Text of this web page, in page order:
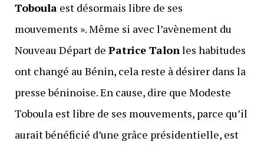
Toboulaest désormais libre de ses
mouvements ». Même si avec l’avènement du
Nouveau Départ de Patrice Talonles habitudes
ont changé au Bénin, cela reste à désirer dans la
presse béninoise. En cause, dire que Modeste
Toboula est libre de ses mouvements, parce qu’il
aurait bénéficié d’une grâce présidentielle, est